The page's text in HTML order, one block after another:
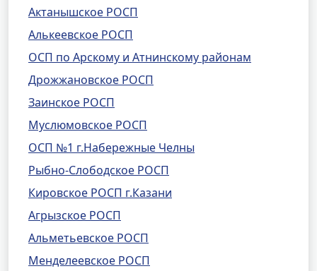
Актанышское РОСП
Алькеевское РОСП
ОСП по Арскому и Атнинскому районам
Дрожжановское РОСП
Заинское РОСП
Муслюмовское РОСП
ОСП №1 г.Набережные Челны
Рыбно-Слободское РОСП
Кировское РОСП г.Казани
Агрызское РОСП
Альметьевское РОСП
Менделеевское РОСП